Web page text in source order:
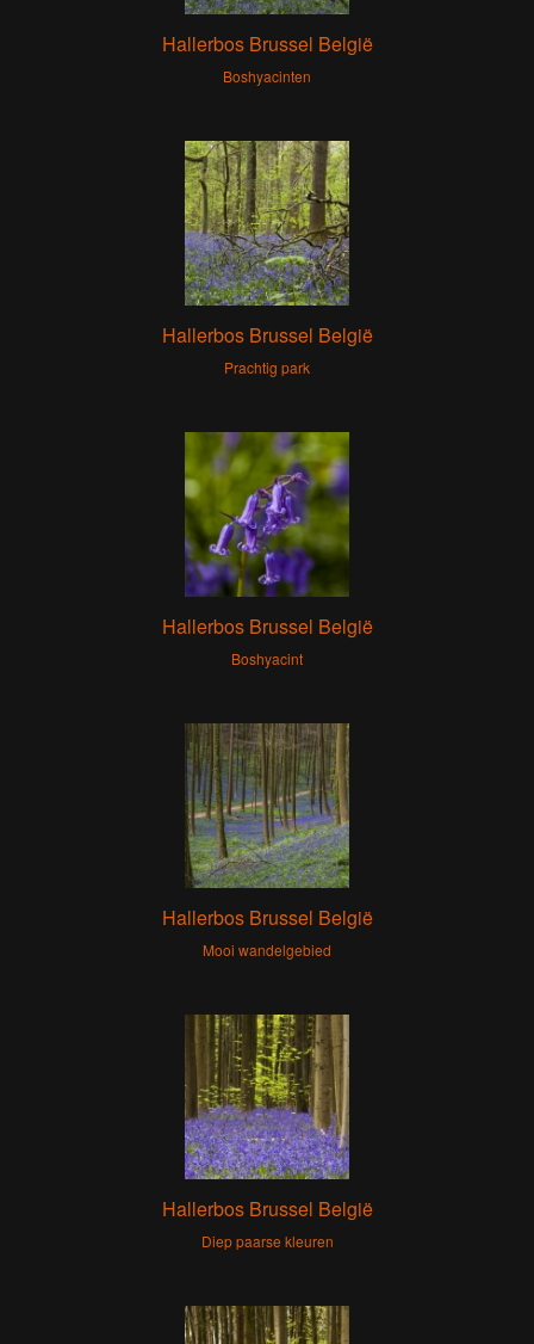
Hallerbos Brussel België
Boshyacinten
Hallerbos Brussel België
Prachtig park
Hallerbos Brussel België
Boshyacint
Hallerbos Brussel België
Mooi wandelgebied
Hallerbos Brussel België
Diep paarse kleuren